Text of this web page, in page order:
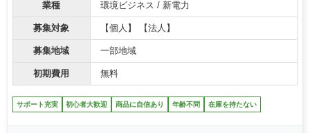
業種 環境ビジネス / 新電力
募集対象 【個人】 【法人】
募集地域 一部地域
初期費用 無料
サポート充実 初心者大歓迎 商品に自信あり 年齢不問 在庫を持たない